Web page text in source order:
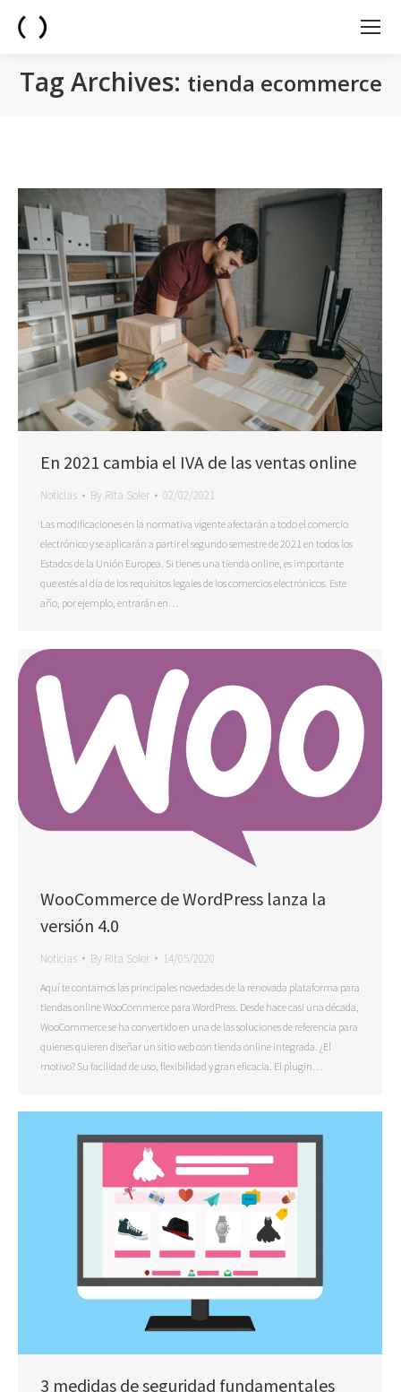
Tag Archives: tienda ecommerce
En 2021 cambia el IVA de las ventas online
Noticias By Rita Soler 02/02/2021
Las modificaciones en la normativa vigente afectarán a todo el comercio
electrónico y se aplicarán a partir el segundo semestre de 2021 en todos los
Estados de la Unión Europea. Si tienes una tienda online, es importante
que estés al día de los requisitos legales de los comercios electrónicos. Este
año, por ejemplo, entrarán en…
WooCommerce de WordPress lanza la
versión 4.0
Noticias By Rita Soler 14/05/2020
Aquí te contamos las principales novedades de la renovada plataforma para
tiendas online WooCommerce para WordPress. Desde hace casi una década,
WooCommerce se ha convertido en una de las soluciones de referencia para
quienes quieren diseñar un sitio web con tienda online integrada. ¿El
motivo? Su facilidad de uso, flexibilidad y gran eficacia. El plugin…
3 medidas de seguridad fundamentales